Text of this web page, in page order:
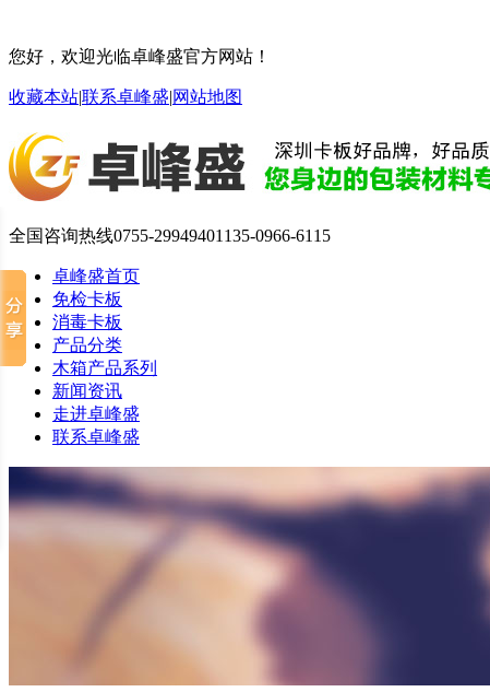
您好，欢迎光临卓峰盛官方网站！
收藏本站|联系卓峰盛|网站地图
全国咨询热线0755-29949401 135-0966-6115
卓峰盛首页
免检卡板
消毒卡板
产品分类
木箱产品系列
新闻资讯
走进卓峰盛
联系卓峰盛